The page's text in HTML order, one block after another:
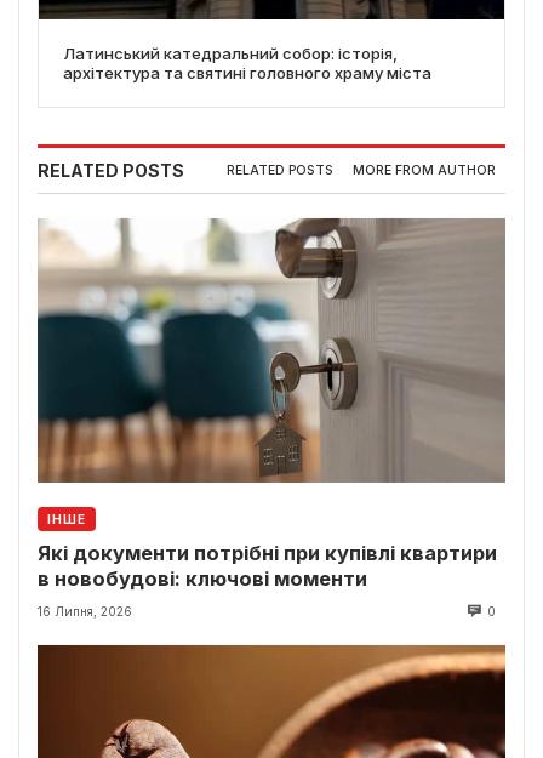
Латинський катедральний собор: історія,
архітектура та святині головного храму міста
RELATED POSTS RELATED POSTS MORE FROM AUTHOR
ІНШЕ
Які документи потрібні при купівлі квартири
в новобудові: ключові моменти
16 Липня, 2026 0